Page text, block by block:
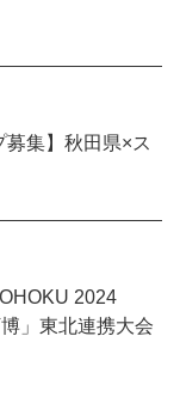
集】秋田県×ス
2024
」東北連携大会